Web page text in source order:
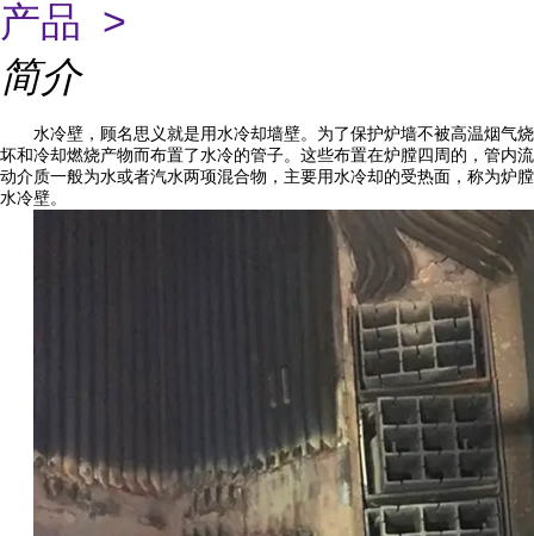
产品 >
简介
水冷壁，顾名思义就是用水冷却墙壁。为了保护炉墙不被高温烟气烧
坏和冷却燃烧产物而布置了水冷的管子。这些布置在炉膛四周的，管内流
动介质一般为水或者汽水两项混合物，主要用水冷却的受热面，称为炉膛
水冷壁。